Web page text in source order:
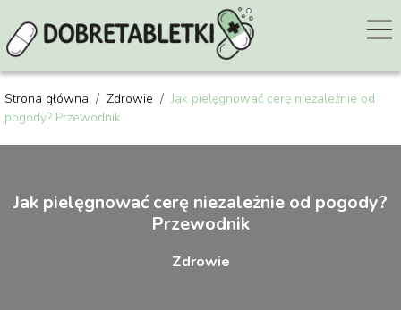
Strona główna / Zdrowie / Jak pielęgnować cerę niezależnie od
pogody? Przewodnik
Jak pielęgnować cerę niezależnie od pogody?
Przewodnik
Zdrowie